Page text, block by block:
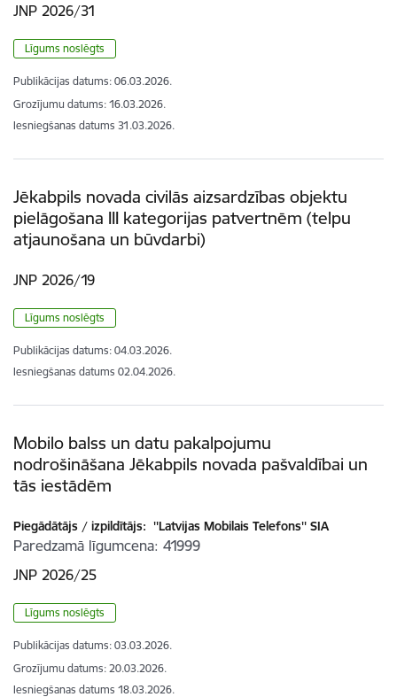
JNP 2026/31
Līgums noslēgts
Publikācijas datums: 06.03.2026.
Grozījumu datums: 16.03.2026.
Iesniegšanas datums 31.03.2026.
Jēkabpils novada civilās aizsardzības objektu
pielāgošana III kategorijas patvertnēm (telpu
atjaunošana un būvdarbi)
JNP 2026/19
Līgums noslēgts
Publikācijas datums: 04.03.2026.
Iesniegšanas datums 02.04.2026.
Mobilo balss un datu pakalpojumu
nodrošināšana Jēkabpils novada pašvaldībai un
tās iestādēm
Piegādātājs / izpildītājs: ''Latvijas Mobilais Telefons'' SIA
Paredzamā līgumcena 41999
JNP 2026/25
Līgums noslēgts
Publikācijas datums: 03.03.2026.
Grozījumu datums: 20.03.2026.
Iesniegšanas datums 18.03.2026.